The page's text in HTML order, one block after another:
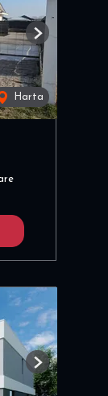
Harta
Next
Next